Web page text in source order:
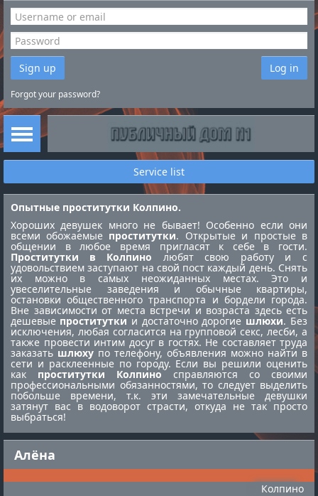
Sign up Log in
Forgot your password?
Service list
Алёна
Колпино
Опытные проститутки Колпино.
Хороших девушек много не бывает! Особенно если они
всеми обожаемые проститутки. Открытые и простые в
общении в любое время пригласят к себе в гости.
Проститутки в Колпино любят свою работу и с
удовольствием заступают на свой пост каждый день. Снять
их можно в самых неожиданных местах. Это и
увеселительные заведения и обычные квартиры,
остановки общественного транспорта и бордели города.
Вне зависимости от места встречи и возраста здесь есть
дешевые проститутки и достаточно дорогие шлюхи. Без
исключения, любая согласится на групповой секс, лесби, а
также провести интим досуг в гостях. Не составляет труда
заказать шлюху по телефону, объявления можно найти в
сети и расклеенные по городу. Если вы решили оценить
как проститутки Колпиносправляются со своими
профессиональными обязанностями, то следует выделить
побольше времени, т.к. эти замечательные девушки
затянут вас в водоворот страсти, откуда не так просто
выбраться!